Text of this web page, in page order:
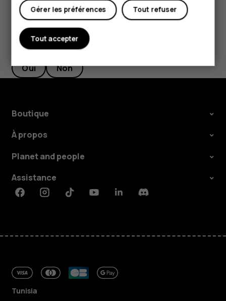
Avez-vous trouvé cela utile?
Oui Non
Boutique
À propos
Planet and people
Assistance
FacebookInstagramTiktokYoutubeLinkedinDiscord
Tunisia
Tout refuser
Gérer les préférences
Tout accepter